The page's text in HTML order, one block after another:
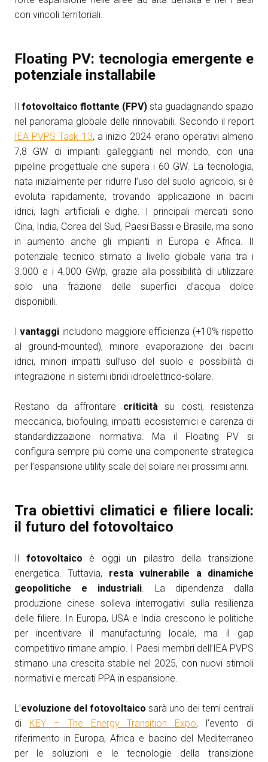
con vincoli territoriali.
Floating PV: tecnologia emergente e
potenziale installabile
Il fotovoltaico flottante (FPV) sta guadagnando spazio
nel panorama globale delle rinnovabili. Secondo il report
IEA PVPS Task 13, a inizio 2024 erano operativi almeno
7,8 GW di impianti galleggianti nel mondo, con una
pipeline progettuale che supera i 60 GW. La tecnologia,
nata inizialmente per ridurre l’uso del suolo agricolo, si è
evoluta rapidamente, trovando applicazione in bacini
idrici, laghi artificiali e dighe. I principali mercati sono
Cina, India, Corea del Sud, Paesi Bassi e Brasile, ma sono
in aumento anche gli impianti in Europa e Africa. Il
potenziale tecnico stimato a livello globale varia tra i
3.000 e i 4.000 GWp, grazie alla possibilità di utilizzare
solo una frazione delle superfici d’acqua dolce
disponibili.
Ivantaggi includono maggiore efficienza (+10% rispetto
al ground-mounted), minore evaporazione dei bacini
idrici, minori impatti sull’uso del suolo e possibilità di
integrazione in sistemi ibridi idroelettrico-solare.
Restano da affrontare criticità su costi, resistenza
meccanica, biofouling, impatti ecosistemici e carenza di
standardizzazione normativa. Ma il Floating PV si
configura sempre più come una componente strategica
per l’espansione utility scale del solare nei prossimi anni.
Tra obiettivi climatici e filiere locali:
il futuro del fotovoltaico
Il fotovoltaico è oggi un pilastro della transizione
energetica. Tuttavia, resta vulnerabile a dinamiche
geopolitiche e industriali. La dipendenza dalla
produzione cinese solleva interrogativi sulla resilienza
delle filiere. In Europa, USA e India crescono le politiche
per incentivare il manufacturing locale, ma il gap
competitivo rimane ampio. I Paesi membri dell’IEA PVPS
stimano una crescita stabile nel 2025, con nuovi stimoli
normativi e mercati PPA in espansione.
L’evoluzione del fotovoltaico sarà uno dei temi centrali
di KEY – The Energy Transition Expo, l’evento di
riferimento in Europa, Africa e bacino del Mediterraneo
per le soluzioni e le tecnologie della transizione